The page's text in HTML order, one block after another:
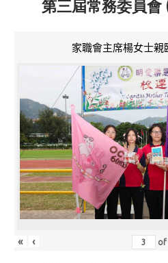
第三屆常務委員
家職會主席楊女士親
« ‹